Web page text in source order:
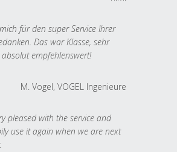
für den super Service Ihrer
Das war Klasse, sehr
empfehlenswert!
M. Vogel, VOGEL Ingenieure
pleased with the service and
use it again when we are next